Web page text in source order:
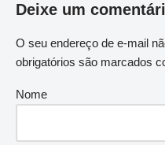
Deixe um
O seu endereço de e-mail
obrigatórios são marcados
Nome